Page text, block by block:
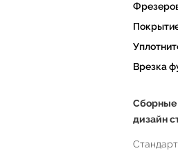
Врезка
Сборные
дизайн